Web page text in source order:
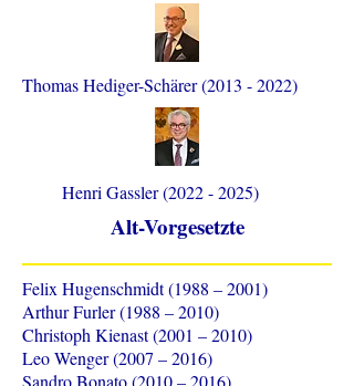
Thomas Hediger-Schärer(2013 - 2022)
Henri Gassler(2022 - 2025)
Alt-Vorgesetzte
Felix Hugenschmidt (1988 – 2001)
Arthur Furler (1988 – 2010)
Christoph Kienast (2001 – 2010)
Leo Wenger (2007 – 2016)
Sandro Bonato (2010 – 2016)